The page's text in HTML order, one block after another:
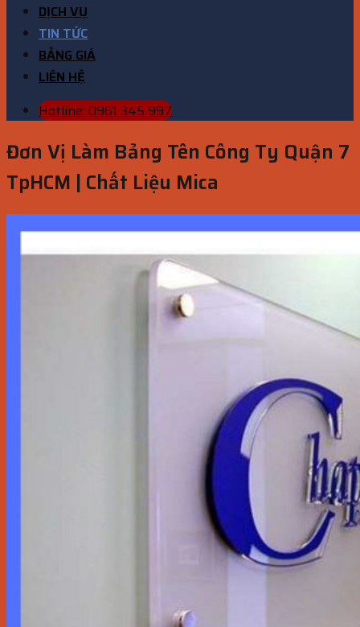
DỊCH VỤ
TIN TỨC
BẢNG GIÁ
LIÊN HỆ
Hotline: 0961 345 997
Đơn Vị Làm Bảng Tên Công Ty Quận 7
TpHCM | Chất Liệu Mica